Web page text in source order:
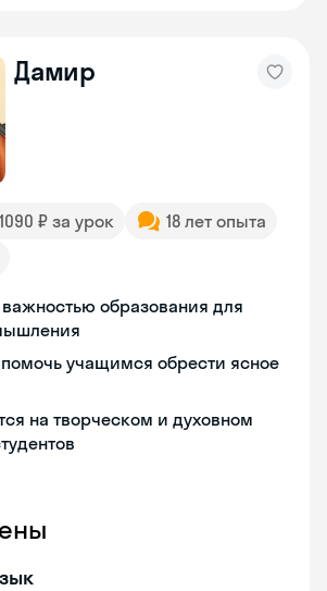
Дамир
₽ за урок
18 лет опыта
образования для
учащимся обрести ясное
на творческом и духовном